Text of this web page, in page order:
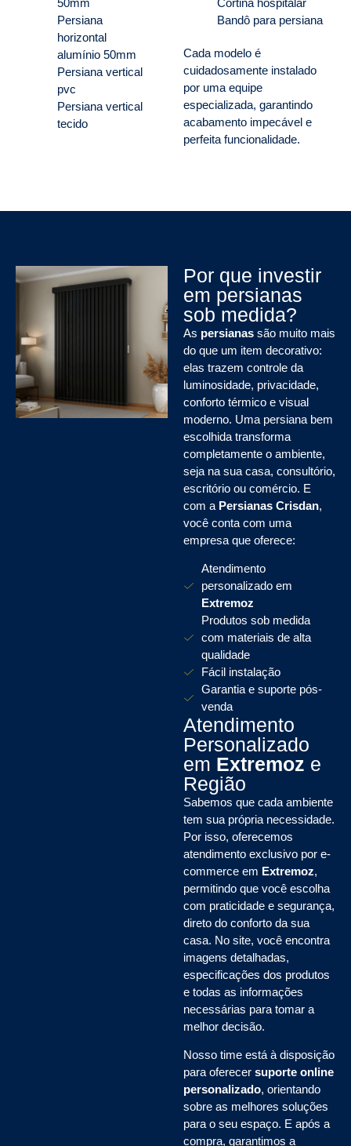
50mm
Persiana
horizontal
alumínio 50mm
Persiana vertical
pvc
Persiana vertical
tecido
Cortina hospitalar
Bandô para persiana
Cada modelo é
cuidadosamente instalado
por uma equipe
especializada, garantindo
acabamento impecável e
perfeita funcionalidade.
Por que investir
em persianas
sob medida?
As persianas são muito mais
do que um item decorativo:
elas trazem controle da
luminosidade, privacidade,
conforto térmico e visual
moderno. Uma persiana bem
escolhida transforma
completamente o ambiente,
seja na sua casa, consultório,
escritório ou comércio. E
com a Persianas Crisdan,
você conta com uma
empresa que oferece:
Atendimento
personalizado em
Extremoz
Produtos sob medida
com materiais de alta
qualidade
Fácil instalação
Garantia e suporte pós-
venda
Atendimento
Personalizado
em Extremoz e
Região
Sabemos que cada ambiente
tem sua própria necessidade.
Por isso, oferecemos
atendimento exclusivo por e-
commerce em Extremoz,
permitindo que você escolha
com praticidade e segurança,
direto do conforto da sua
casa. No site, você encontra
imagens detalhadas,
especificações dos produtos
e todas as informações
necessárias para tomar a
melhor decisão.
Nosso time está à disposição
para oferecer suporte online
personalizado, orientando
sobre as melhores soluções
para o seu espaço. E após a
compra, garantimos a